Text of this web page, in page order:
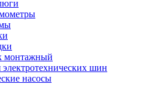
монтажный
шин
насосы